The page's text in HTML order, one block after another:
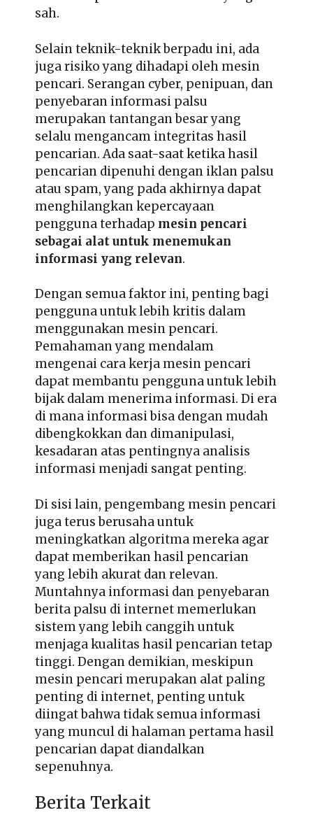
sah.
Selain teknik-teknik berpadu ini, ada
juga risiko yang dihadapi oleh mesin
pencari. Serangan cyber, penipuan, dan
penyebaran informasi palsu
merupakan tantangan besar yang
selalu mengancam integritas hasil
pencarian. Ada saat-saat ketika hasil
pencarian dipenuhi dengan iklan palsu
atau spam, yang pada akhirnya dapat
menghilangkan kepercayaan
pengguna terhadap mesin pencari
sebagai alat untuk menemukan
informasi yang relevan.
Dengan semua faktor ini, penting bagi
pengguna untuk lebih kritis dalam
menggunakan mesin pencari.
Pemahaman yang mendalam
mengenai cara kerja mesin pencari
dapat membantu pengguna untuk lebih
bijak dalam menerima informasi. Di era
di mana informasi bisa dengan mudah
dibengkokkan dan dimanipulasi,
kesadaran atas pentingnya analisis
informasi menjadi sangat penting.
Di sisi lain, pengembang mesin pencari
juga terus berusaha untuk
meningkatkan algoritma mereka agar
dapat memberikan hasil pencarian
yang lebih akurat dan relevan.
Muntahnya informasi dan penyebaran
berita palsu di internet memerlukan
sistem yang lebih canggih untuk
menjaga kualitas hasil pencarian tetap
tinggi. Dengan demikian, meskipun
mesin pencari merupakan alat paling
penting di internet, penting untuk
diingat bahwa tidak semua informasi
yang muncul di halaman pertama hasil
pencarian dapat diandalkan
sepenuhnya.
Berita Terkait